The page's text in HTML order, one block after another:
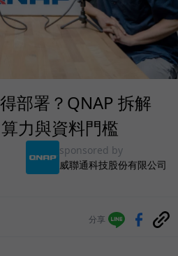
部署？QNAP 拆解
力與資料門檻
sponsored by
威聯通科技股份有限公司
分享